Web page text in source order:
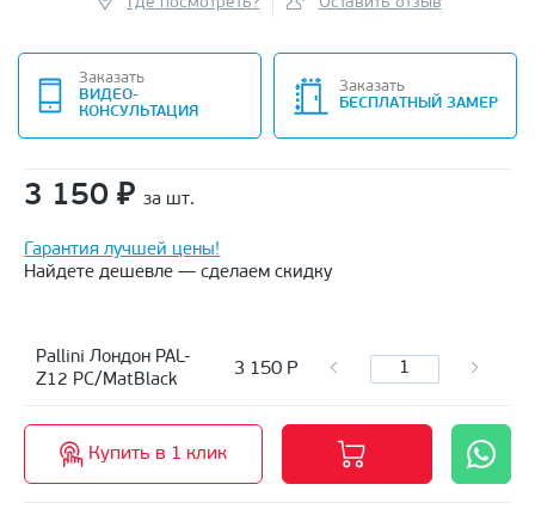
Заказать
ВИДЕО-
КОНСУЛЬТАЦИЯ
Заказать
БЕСПЛАТНЫЙ ЗАМЕР
3 150 ₽ за шт.
Гарантия лучшей цены!
Найдете дешевле — сделаем скидку
Pallini Лондон PAL-
Z12 PC/MatBlack
3 150 Р
Купить в 1 клик